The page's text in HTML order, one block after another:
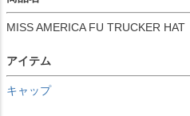
MISS AMERICA FU TRUCKER HAT
アイテム
キャップ